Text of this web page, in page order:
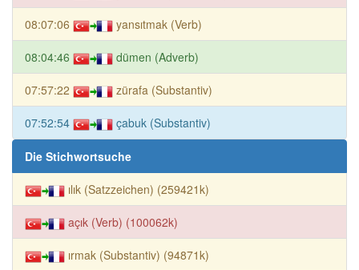
08:07:06 yansıtmak (Verb)
08:04:46 dümen (Adverb)
07:57:22 zürafa (Substantiv)
07:52:54 çabuk (Substantiv)
Die Stichwortsuche
ılık (Satzzeichen) (259421k)
açık (Verb) (100062k)
ırmak (Substantiv) (94871k)